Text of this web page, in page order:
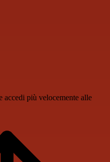
accedi più velocemente alle